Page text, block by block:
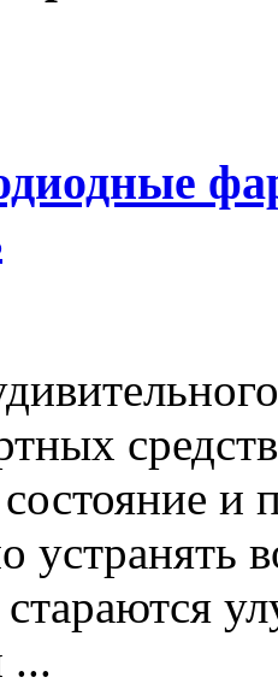
и
...